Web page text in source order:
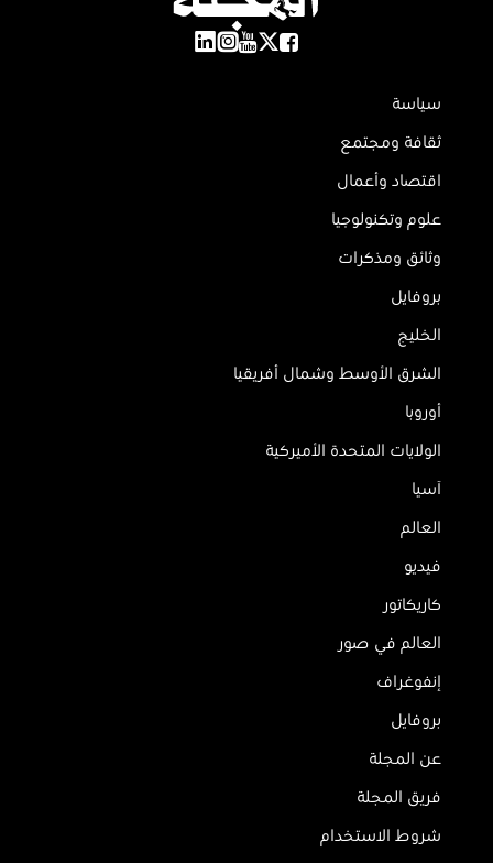
سياسة
ثقافة ومجتمع
اقتصاد وأعمال
علوم وتكنولوجيا
وثائق ومذكرات
بروفايل
الخليج
الشرق الأوسط وشمال أفريقيا
أوروبا
الولايات المتحدة الأميركية
آسيا
العالم
فيديو
كاريكاتور
العالم في صور
إنفوغراف
بروفايل
عن المجلة
فريق المجلة
شروط الاستخدام